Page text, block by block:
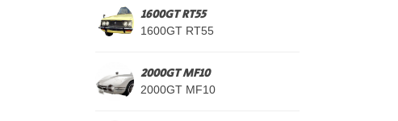
1600GT RT55
1600GT RT55
2000GT MF10
2000GT MF10